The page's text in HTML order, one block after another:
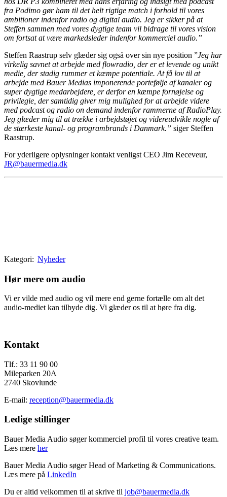
fra Podimo gør ham til det helt rigtige match i forhold til vores
ambitioner indenfor radio og digital audio. Jeg er sikker på at
Steffen sammen med vores dygtige team vil bidrage til vores vision
om fortsat at være markedsleder indenfor kommerciel audio.”
Steffen Raastrup selv glæder sig også over sin nye position ”Jeg har
virkelig savnet at arbejde med flowradio, der er et levende og unikt
medie, der stadig rummer et kæmpe potentiale. At få lov til at
arbejde med Bauer Medias imponerende portefølje af kanaler og
super dygtige medarbejdere, er derfor en kæmpe fornøjelse og
privilegie, der samtidig giver mig mulighed for at arbejde videre
med podcast og radio on demand indenfor rammerne af RadioPlay.
Jeg glæder mig til at trække i arbejdstøjet og videreudvikle nogle af
de stærkeste kanal- og programbrands i Danmark.” siger Steffen
Raastrup.
For yderligere oplysninger kontakt venligst CEO Jim Receveur,
JR@bauermedia.dk
Kategori: Nyheder
Hør mere om audio
Vi er vilde med audio og vil mere end gerne fortælle om alt det
audio-mediet kan tilbyde dig. Vi glæder os til at høre fra dig.
Footer
Kontakt
Tlf.: 33 11 90 00
Mileparken 20A
2740 Skovlunde
E-mail: reception@bauermedia.dk
Ledige stillinger
Bauer Media Audio søger kommerciel profil til vores creative team.
Læs mere her
Bauer Media Audio søger Head of Marketing & Communications.
Læs mere på LinkedIn
Du er altid velkommen til at skrive til job@bauermedia.dk